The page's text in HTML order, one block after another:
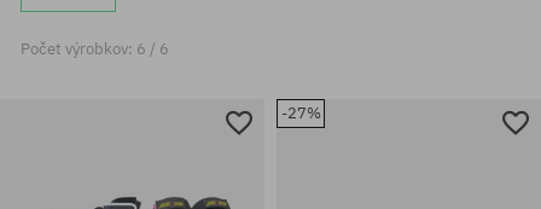
Počet výrobkov: 6 / 6
-27%